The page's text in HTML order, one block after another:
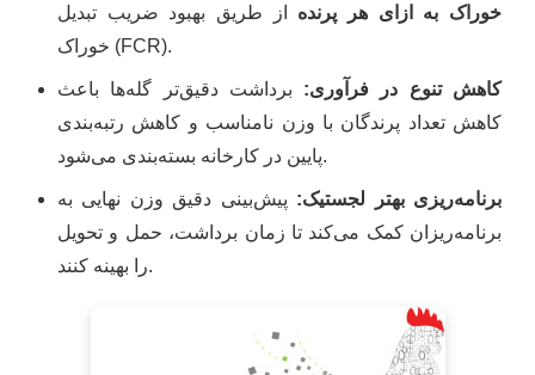
خوراک به ازای هر پرنده از طریق بهبود ضریب تبدیل
خوراک (FCR).
کاهش تنوع در فرآوری: برداشت دقیق‌تر گله‌ها باعث
کاهش تعداد پرندگان با وزن نامناسب و کاهش رتبه‌بندی
پایین در کارخانه بسته‌بندی می‌شود.
برنامه‌ریزی بهتر لجستیک: پیش‌بینی دقیق وزن نهایی به
برنامه‌ریزان کمک می‌کند تا زمان برداشت، حمل و تحویل
را بهینه کنند.